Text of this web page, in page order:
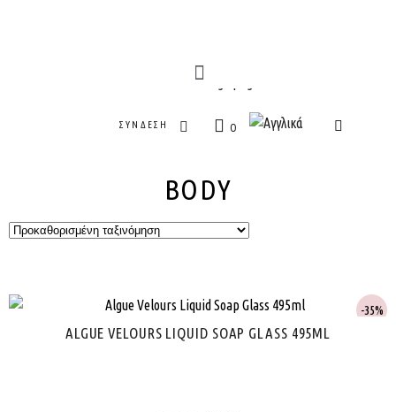
ΣΎΝΔΕΣΗ 0
BODY
35%
ALGUE VELOURS LIQUID SOAP GLASS 495ML